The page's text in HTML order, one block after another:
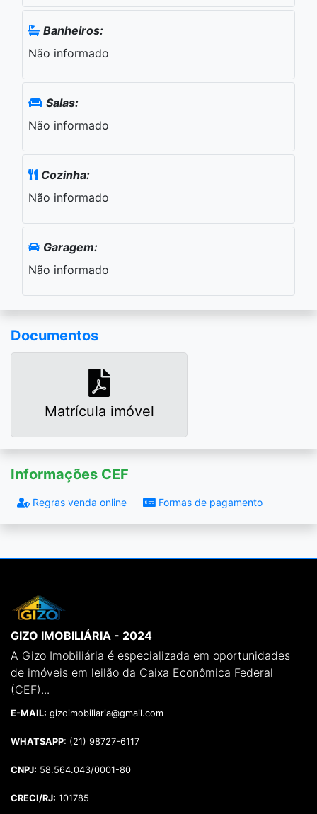
Banheiros:
Não informado
Salas:
Não informado
Cozinha:
Não informado
Garagem:
Não informado
Documentos
Matrícula imóvel
Informações CEF
Regras venda online Formas de pagamento
GIZO IMOBILIÁRIA - 2024
A Gizo Imobiliária é especializada em oportunidades
de imóveis em leilão da Caixa Econômica Federal
(CEF)...
E-MAIL: gizoimobiliaria@gmail.com
WHATSAPP: (21) 98727-6117
CNPJ: 58.564.043/0001-80
CRECI/RJ: 101785